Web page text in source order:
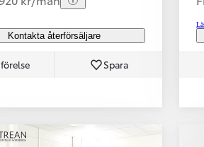
Kontakta återförsäljare
Spara